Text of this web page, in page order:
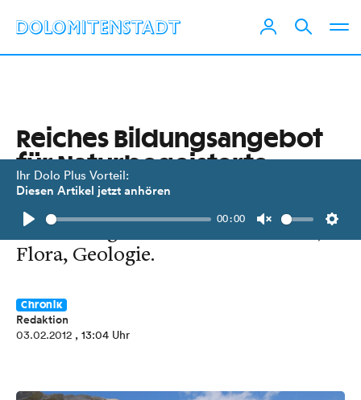
Ihr Dolo Plus Vorteil:
Diesen Artikel jetzt anhören
Play
00:00
Unmute
Reiches Bildungsangebot
für Naturbegeisterte
36 Seminare der Nationalpark
Akademie geben Einblick in Fauna,
Flora, Geologie.
Chronik
Redaktion
03.02.2012 , 13:04 Uhr